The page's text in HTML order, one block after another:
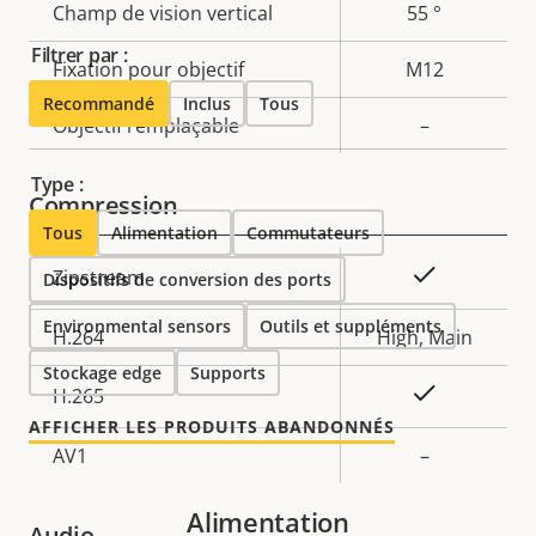
Champ de vision vertical 55 °
Fixation pour objectif M12
Objectif remplaçable –
Compression
Description
de la
propriété
Valeur de
la
propriété
Zipstream
H.264 High, Main
H.265
AV1 –
Filtrer par :
Recommandé Inclus Tous
Type :
Tous Alimentation Commutateurs
Dispositifs de conversion des ports
Environmental sensors Outils et suppléments
Stockage edge Supports
AFFICHER LES PRODUITS ABANDONNÉS
Alimentation